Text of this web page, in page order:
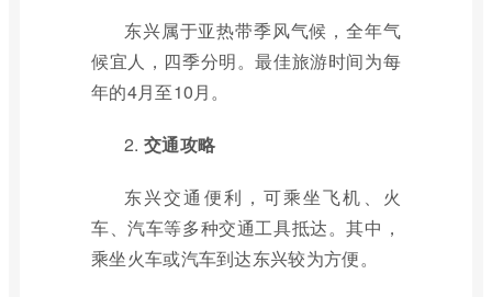
东兴属于亚热带季风气候，全年气
候宜人，四季分明。最佳旅游时间为每
年的4月至10月。
2. 交通攻略
东兴交通便利，可乘坐飞机、火
车、汽车等多种交通工具抵达。其中，
乘坐火车或汽车到达东兴较为方便。